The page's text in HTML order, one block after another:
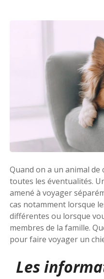
Quand on a un animal
toutes les éventualités.
amené à voyager
cas notamment lorsque
différentes ou lorsque
membres de la famille.
pour faire voyager un
Les